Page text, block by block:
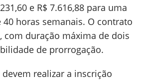
e R$ 7.616,88 para uma
40 horas semanais. O contrato
com duração máxima de dois
de prorrogação.
realizar a inscrição